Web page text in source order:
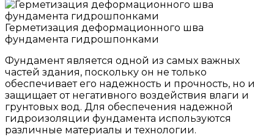
Герметизация деформационного шва
фундамента гидрошпонками
Фундамент является одной из самых важных
частей здания, поскольку он не только
обеспечивает его надежность и прочность, но и
защищает от негативного воздействия влаги и
грунтовых вод. Для обеспечения надежной
гидроизоляции фундамента используются
различные материалы и технологии.